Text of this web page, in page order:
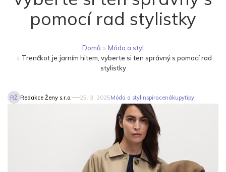
pomocí rad stylistky
Domů » Móda a styl
» Trenčkot je jarním hitem, vyberte si ten správný s pomocí rad
stylistky
RŽ Redakce Ženy s.r.o. 25. 3. 2025Móda a stylinspiracenákupytipy